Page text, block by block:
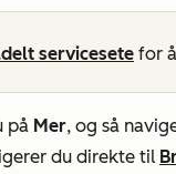
servicesete for
på Mer, og så
du direkte til